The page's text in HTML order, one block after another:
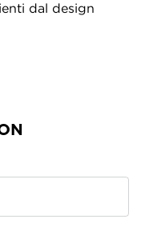
dal design